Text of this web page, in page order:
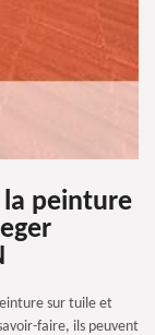
la peinture
sur tuile et
faire, ils peuvent